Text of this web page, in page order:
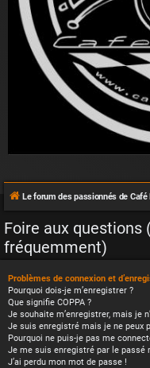
Le forum des passionnés de Café
Foire aux questions
fréquemment)
Problèmes de connexion et
Pourquoi dois-je m’enregistrer ?
Que signifie COPPA ?
Je souhaite m’enregistrer, mais je
Je suis enregistré mais je ne peux
Pourquoi ne puis-je pas me
Je me suis enregistré par le passé
J’ai perdu mon mot de passe !